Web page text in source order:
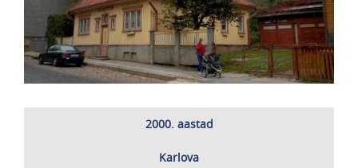
2000. aastad
Karlova